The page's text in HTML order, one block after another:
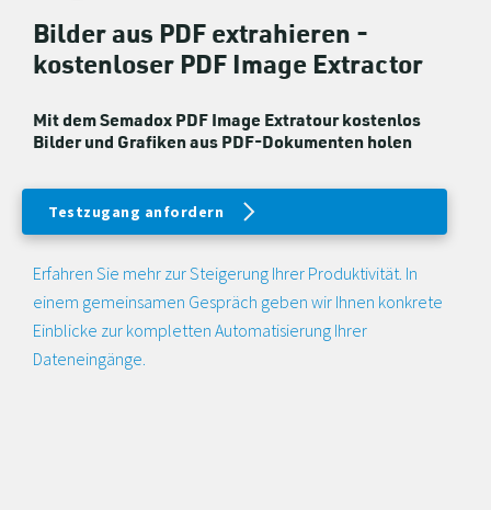
Bilder aus PDF extrahieren -
kostenloser PDF Image Extractor
Mit dem Semadox PDF Image Extratour kostenlos
Bilder und Grafiken aus PDF-Dokumenten holen
Testzugang anfordern
Erfahren Sie mehr zur Steigerung Ihrer Produktivität. In
einem gemeinsamen Gespräch geben wir Ihnen konkrete
Einblicke zur kompletten Automatisierung Ihrer
Dateneingänge.